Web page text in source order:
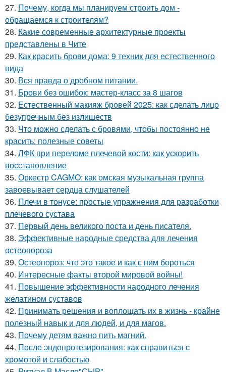
27. Почему, когда мы планируем строить дом -
обращаемся к строителям?
28. Какие современные архитектурные проекты
представлены в Чите
29. Как красить брови дома: 9 техник для естественного
вида
30. Вся правда о дробном питании.
31. Брови без ошибок: мастер-класс за 8 шагов
32. Естественный макияж бровей 2025: как сделать лицо
безупречным без излишеств
33. Что можно сделать с бровями, чтобы постоянно не
красить: полезные советы
34. ЛФК при переломе плечевой кости: как ускорить
восстановление
35. Оркестр CAGMO: как омская музыкальная группа
завоевывает сердца слушателей
36. Плечи в тонусе: простые упражнения для разработки
плечевого сустава
37. Первый день великого поста и день писателя.
38. Эффективные народные средства для лечения
остеопороза
39. Остеопороз: что это такое и как с ним бороться
40. Интересные факты второй мировой войны!
41. Повышение эффективности народного лечения
желатином суставов
42. Принимать решения и воплощать их в жизнь - крайне
полезный навык и для людей, и для магов.
43. Почему детям важно пить магний.
44. После эндопротезирования: как справиться с
хромотой и слабостью